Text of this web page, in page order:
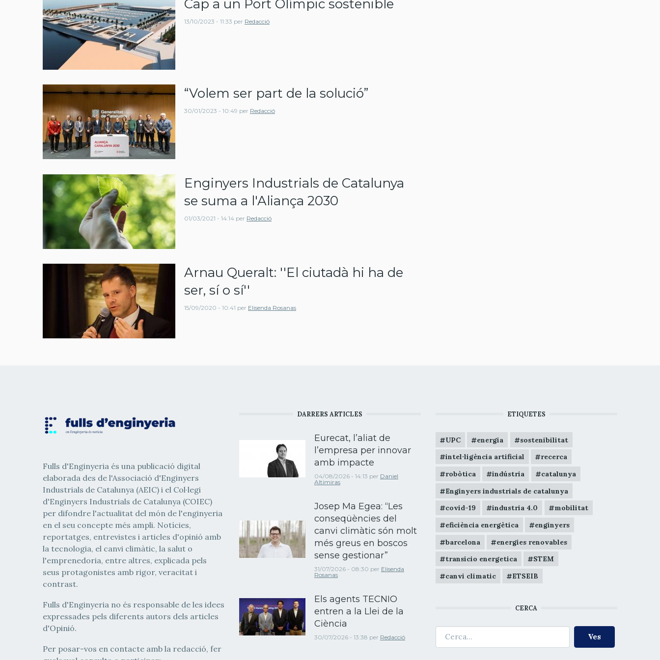
navegació
Cap a un Port Olímpic sostenible
13/10/2023 - 11:33 per Redacció
“Volem ser part de la solució”
30/01/2023 - 10:49 per Redacció
Enginyers Industrials de Catalunya
se suma a l'Aliança 2030
01/03/2021 - 14:14 per Redacció
Arnau Queralt: ''El ciutadà hi ha de
ser, sí o sí''
15/09/2020 - 10:41 per Elisenda Rosanas
Fulls d'Enginyeria és una publicació digital
elaborada des de l'Associació d'Enginyers
Industrials de Catalunya (AEIC) i el Col·legi
d'Enginyers Industrials de Catalunya (COIEC)
per difondre l'actualitat del món de l'enginyeria
en el seu concepte més ampli. Notícies,
reportatges, entrevistes i articles d'opinió amb
la tecnologia, el canvi climàtic, la salut o
l'emprenedoria, entre altres, explicada pels
seus protagonistes amb rigor, veracitat i
contrast.
Fulls d'Enginyeria no és responsable de les idees
expressades pels diferents autors dels articles
d'Opinió.
Per posar-vos en contacte amb la redacció, fer
DARRERS ARTICLES
Eurecat, l’aliat de
l’empresa per innovar
amb impacte
04/08/2026 - 14:13 per Daniel
Altimiras
Josep Ma Egea: “Les
conseqüències del
canvi climàtic són molt
més greus en boscos
sense gestionar”
31/07/2026 - 08:30 per Elisenda
Rosanas
Els agents TECNIO
entren a la Llei de la
Ciència
30/07/2026 - 13:38 per Redacció
ETIQUETES
UPC energia
sostenibilitat
intel·ligència artificial
recerca
robòtica
indústria
catalunya
Enginyers industrials de catalunya
covid-19
industria 4.0
mobilitat
eficiència energètica
enginyers
barcelona
energies renovables
transicio energetica
STEM
canvi climatic
ETSEIB
CERCA